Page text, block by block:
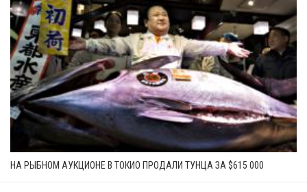
НА РЫБНОМ АУКЦИОНЕ В ТОКИО ПРОДАЛИ ТУНЦА ЗА $615 000